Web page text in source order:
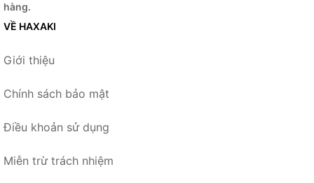
hàng.
VỀ HAXAKI
Giới thiệu
Chính sách bảo mật
Điều khoản sử dụng
Miễn trừ trách nhiệm